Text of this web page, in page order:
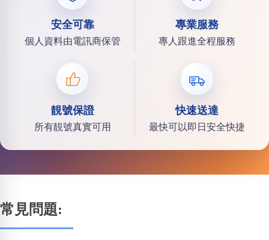
安全可靠
個人資料由電訊商保管
專業服務
專人跟進全程服務
靚號保證
所有靚號真實可用
快速送達
最快可以即日安全快捷
常見問題: